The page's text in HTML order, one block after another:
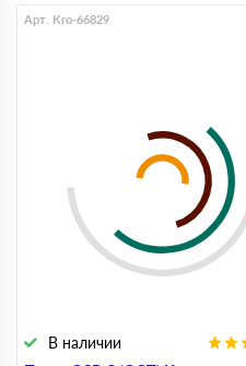
В наличии
Арт. Kro-66829